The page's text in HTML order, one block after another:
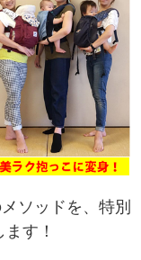
ソッドを、特別
す！